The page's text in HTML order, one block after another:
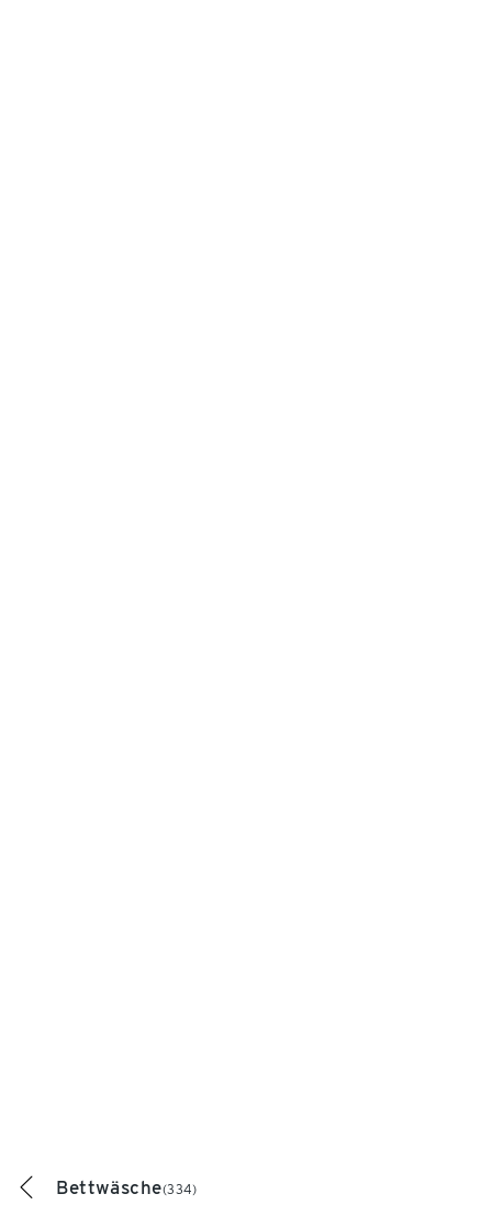
Bettwäsche(334)